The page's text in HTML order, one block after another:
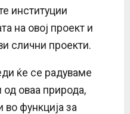
институции
на овој проект и
слични проекти.
ќе се радуваме
од оваа природа,
во функција за